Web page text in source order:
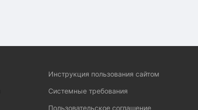
Инструкция пользования сайтом
Системные требования
Пользовательское соглашение